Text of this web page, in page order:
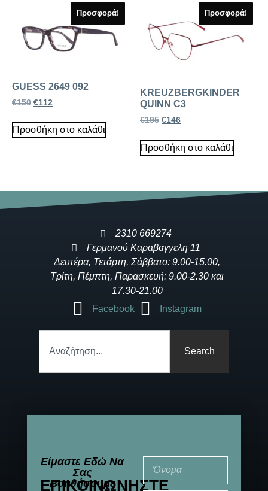
Προσφορά!
GUESS 2649 092
€150 €112
Προσθήκη στο καλάθι
Προσφορά!
KREUZBERGKINDER
QUINN C3
€195 €146
Προσθήκη στο καλάθι
2310 669274
Γερμανού Καραβαγγελη 11
Δευτέρα, Τετάρτη, Σάββατο: 9.00-15.00,
Τρίτη, Πέμπτη, Παρασκευή: 9.00-2.30 και
17.30-21.00
Facebook
Instagram
Search
Είμαστε Εδώ Να
Σας
Βοηθήσουμε
ΕΠΙΚΟΙΝΩΝΉΣΤΕ